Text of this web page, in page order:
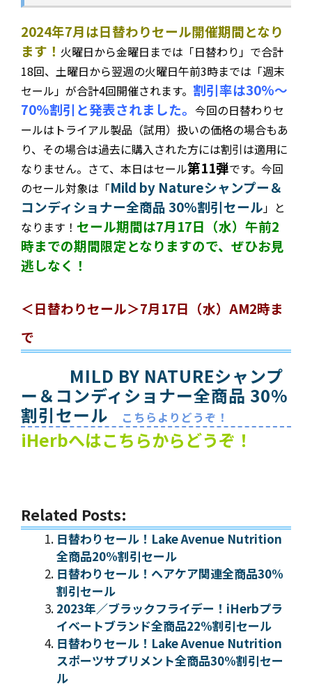
2024年7月は日替わりセール開催期間となり
ます！ 火曜日から金曜日までは「日替わり」で合計
18回、土曜日から翌週の火曜日午前3時までは「週末
セール」が合計4回開催されます。 割引率は30%～
70%割引と発表されました。 今回の日替わりセ
ールはトライアル製品（試用）扱いの価格の場合もあ
り、その場合は過去に購入された方には割引は適用に
なりません。さて、本日はセール第11弾です。今回
のセール対象は「Mild by Natureシャンプー＆
コンディショナー全商品 30%割引セール 」と
なります！ セール期間は7月17日（水）午前2
時までの期間限定となりますので、ぜひお見
逃しなく！
＜日替わりセール＞7月17日（水）AM2時ま
で
MILD BY NATUREシャンプ
ー＆コンディショナー全商品 30%
割引セール
こちらよりどうぞ！
iHerbへはこちらからどうぞ！
Related Posts:
日替わりセール！Lake Avenue Nutrition
全商品20%割引セール
日替わりセール！ヘアケア関連全商品30%
割引セール
2023年／ブラックフライデー！iHerbプラ
イベートブランド全商品22%割引セール
日替わりセール！Lake Avenue Nutrition
スポーツサプリメント全商品30%割引セー
ル